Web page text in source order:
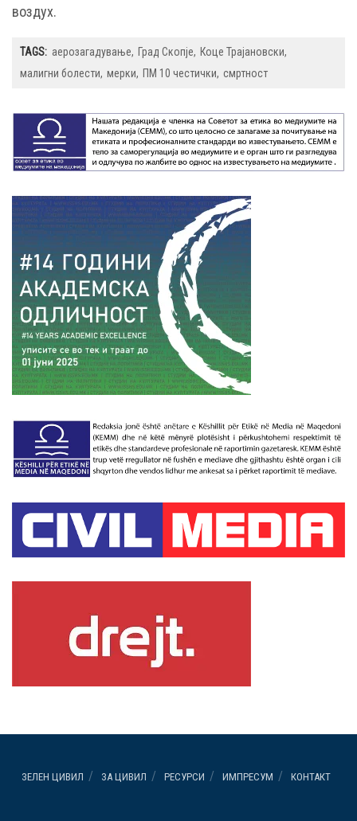
воздух.
TAGS: аерозагадување Град Скопје
Коце Трајановски
малигни болести мерки ПМ 10 честички смртност
ЗЕЛЕН ЦИВИЛ ЗА ЦИВИЛ РЕСУРСИ ИМПРЕСУМ КОНТАКТ